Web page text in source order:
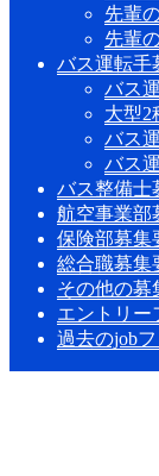
先輩
先輩
バス運転手
バス
大型2
バス
バス
バス整備士
航空事業部
保険部募集
総合職募集
その他の募
エントリー
過去のjob